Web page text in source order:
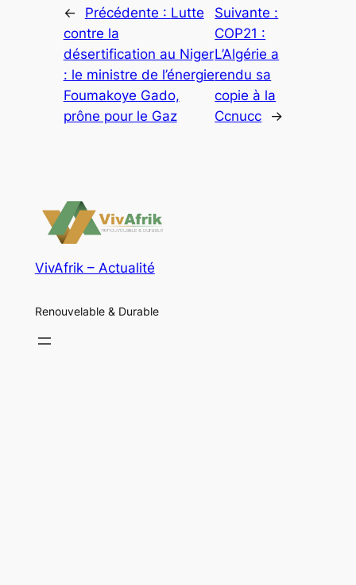
← Précédente : Lutte
contre la
désertification au Niger
: le ministre de l’énergie
Foumakoye Gado,
prône pour le Gaz
Suivante :
COP21 :
L’Algérie a
rendu sa
copie à la
Ccnucc
→
VivAfrik – Actualité
Renouvelable & Durable